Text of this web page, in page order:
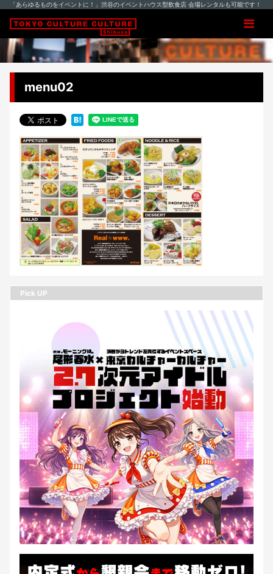
「あらゆるものをイベントに！」渋谷のイベントハウス型飲食店 会場レンタルも可能です！
menu02
Pick UP